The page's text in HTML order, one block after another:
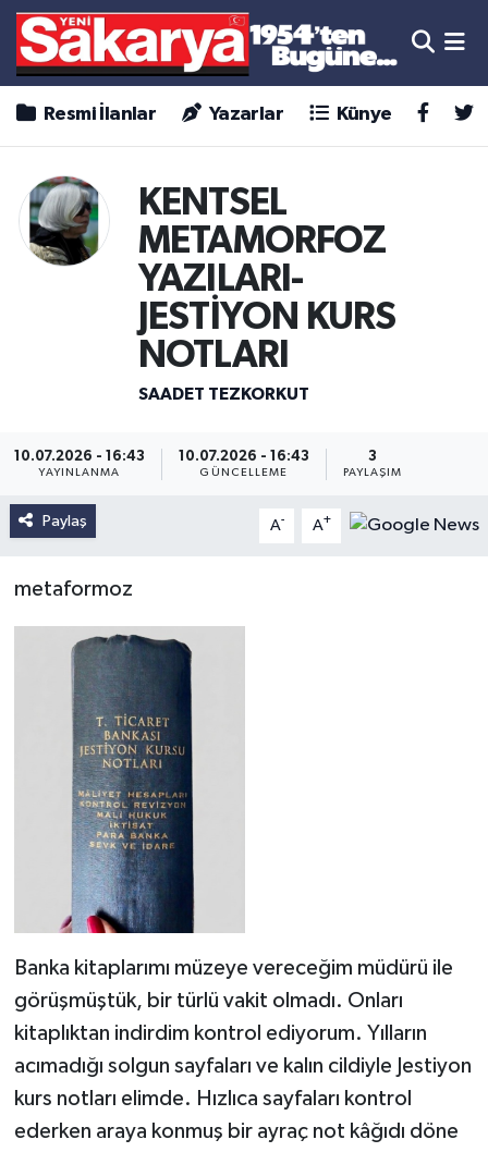
Resmi İlanlar Yazarlar Künye
KENTSEL
METAMORFOZ
YAZILARI-
JESTİYON KURS
NOTLARI
SAADET TEZKORKUT
10.07.2026 - 16:43
YAYINLANMA
10.07.2026 - 16:43
GÜNCELLEME
3
PAYLAŞIM
Paylaş A- A+
metaformoz
Banka kitaplarımı müzeye vereceğim müdürü ile
görüşmüştük, bir türlü vakit olmadı. Onları
kitaplıktan indirdim kontrol ediyorum. Yılların
acımadığı solgun sayfaları ve kalın cildiyle Jestiyon
kurs notları elimde. Hızlıca sayfaları kontrol
ederken araya konmuş bir ayraç not kâğıdı döne